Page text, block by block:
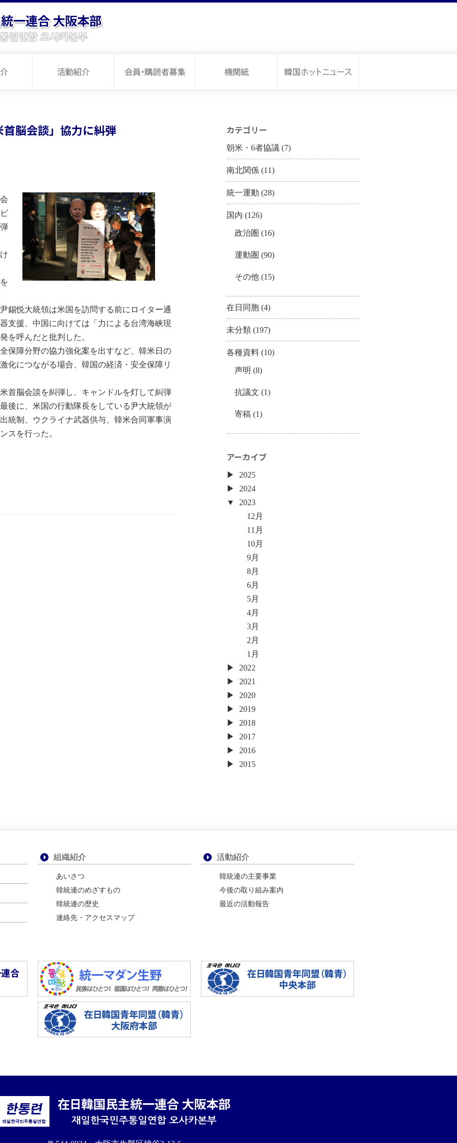
脳会談」協力に糾弾
錫悦大統領は米国を訪問する前にロイター通
支援、中国に向けては「力による台湾海峡現
を呼んだと批判した。
保障分野の協力強化案を出すなど、韓米日の
化につながる場合、韓国の経済・安全保障リ
首脳会談を糾弾し、キャンドルを灯して糾弾
後に、米国の行動隊長をしている尹大統領が
統制、ウクライナ武器供与、韓米合同軍事演
スを行った。
カテゴリー
朝米・6者協議 (7)
南北関係 (11)
統一運動 (28)
国内 (126)
政治圏 (16)
運動圏 (90)
その他 (15)
在日同胞 (4)
未分類 (197)
各種資料 (10)
声明 (8)
抗議文 (1)
寄稿 (1)
アーカイブ
2025
2024
2023
12月
11月
10月
9月
8月
6月
5月
4月
3月
2月
1月
2022
2021
2020
2019
2018
2017
2016
2015
組織紹介
あいさつ
韓統連のめざすもの
韓統連の歴史
連絡先・アクセスマップ
活動紹介
韓統連の主要事業
今後の取り組み案内
最近の活動報告